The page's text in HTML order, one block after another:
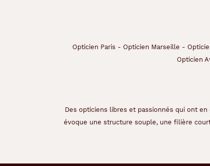
Opticien Paris - Opticien Marseille -
Opticien
Des opticiens libres et passionnés qui ont en
évoque une structure souple, une filière